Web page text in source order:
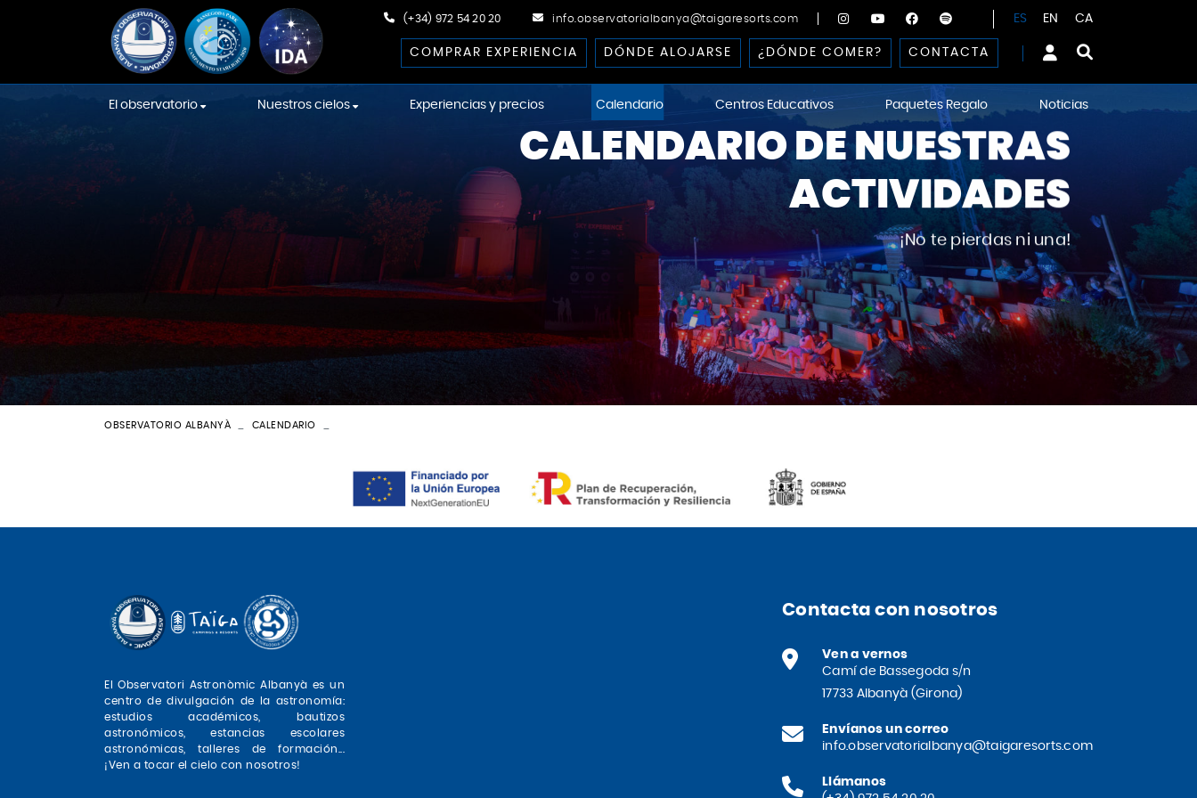
(+34) 972 54 20 20 info.observatorialbanya@taigaresorts.com ES EN CA
COMPRAR EXPERIENCIA DÓNDE ALOJARSE ¿DÓNDE COMER? CONTACTA
El observatorio
Equipamiento
La construcción
Sala de las Constelaciones
Nuestros cielos
Cielos de la International Dark-
Sky Association
Cielos Starlight
Experiencias y precios Calendario Centros Educativos Paquetes Regalo Noticias
CALENDARIO DE NUESTRAS
ACTIVIDADES
¡No te pierdas ni una!
OBSERVATORIO ALBANYÀ CALENDARIO
El Observatori Astronòmic Albanyà es un
centro de divulgación de la astronomía:
estudios académicos, bautizos
astronómicos, estancias escolares
astronómicas, talleres de formación...
¡Ven a tocar el cielo con nosotros!
Contacta con nosotros
Ven a vernos
Camí de Bassegoda s/n
17733 Albanyà (Girona)
Envíanos un correo
info.observatorialbanya@taigaresorts.com
Llámanos